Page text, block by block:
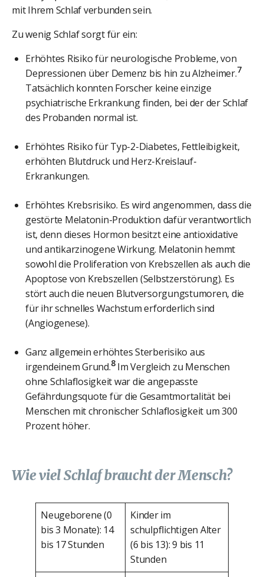
mit Ihrem Schlaf verbunden sein.
Zu wenig Schlaf sorgt für ein:
Erhöhtes Risiko für neurologische Probleme, von
Depressionen über Demenz bis hin zu Alzheimer.7
Tatsächlich konnten Forscher keine einzige
psychiatrische Erkrankung finden, bei der der Schlaf
des Probanden normal ist.
Erhöhtes Risiko für Typ-2-Diabetes, Fettleibigkeit,
erhöhten Blutdruck und Herz-Kreislauf-
Erkrankungen.
Erhöhtes Krebsrisiko. Es wird angenommen, dass die
gestörte Melatonin-Produktion dafür verantwortlich
ist, denn dieses Hormon besitzt eine antioxidative
und antikarzinogene Wirkung. Melatonin hemmt
sowohl die Proliferation von Krebszellen als auch die
Apoptose von Krebszellen (Selbstzerstörung). Es
stört auch die neuen Blutversorgungstumoren, die
für ihr schnelles Wachstum erforderlich sind
(Angiogenese).
Ganz allgemein erhöhtes Sterberisiko aus
irgendeinem Grund.8Im Vergleich zu Menschen
ohne Schlaflosigkeit war die angepasste
Gefährdungsquote für die Gesamtmortalität bei
Menschen mit chronischer Schlaflosigkeit um 300
Prozent höher.
Wie viel Schlaf braucht der Mensch?
Neugeborene (0
bis 3 Monate): 14
bis 17 Stunden
Kinder im
schulpflichtigen Alter
(6 bis 13): 9 bis 11
Stunden